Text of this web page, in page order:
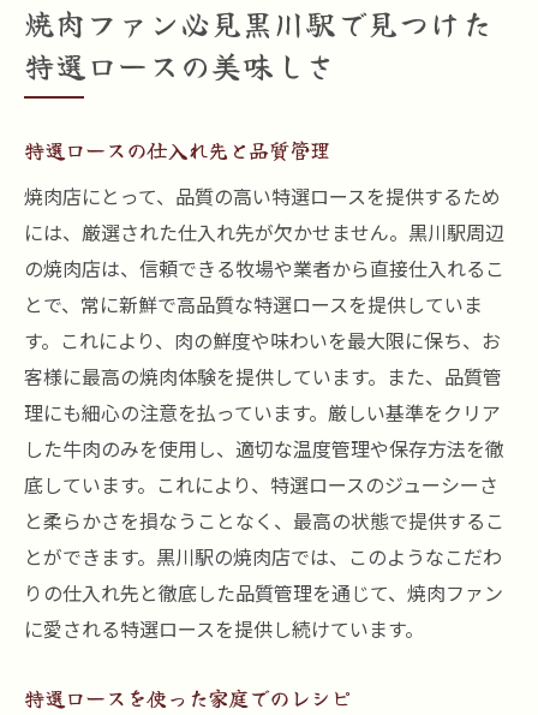
焼肉ファン必見黒川駅で見つけた
特選ロースの美味しさ
特選ロースの仕入れ先と品質管理
焼肉店にとって、品質の高い特選ロースを提供するため
には、厳選された仕入れ先が欠かせません。黒川駅周辺
の焼肉店は、信頼できる牧場や業者から直接仕入れるこ
とで、常に新鮮で高品質な特選ロースを提供していま
す。これにより、肉の鮮度や味わいを最大限に保ち、お
客様に最高の焼肉体験を提供しています。また、品質管
理にも細心の注意を払っています。厳しい基準をクリア
した牛肉のみを使用し、適切な温度管理や保存方法を徹
底しています。これにより、特選ロースのジューシーさ
と柔らかさを損なうことなく、最高の状態で提供するこ
とができます。黒川駅の焼肉店では、このようなこだわ
りの仕入れ先と徹底した品質管理を通じて、焼肉ファン
に愛される特選ロースを提供し続けています。
特選ロースを使った家庭でのレシピ